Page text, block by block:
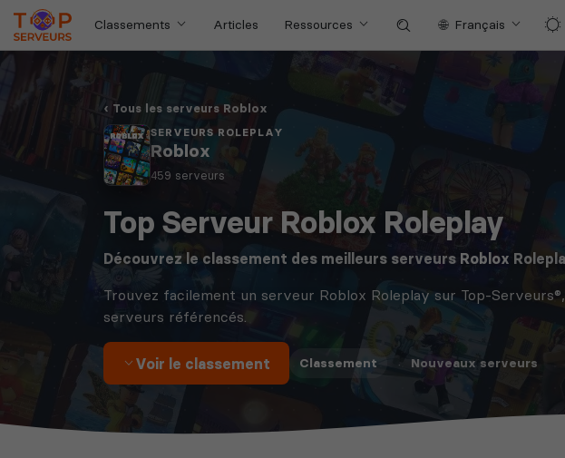
Classements Articles Ressources Français
Tous les serveurs Roblox
SERVEURS ROLEPLAY
Roblox
459 serveurs
Top Serveur Roblox Roleplay
Découvrez le classement des meilleurs serveurs Roblox
Trouvez facilement un serveur Roblox Roleplay sur Top-
serveurs référencés.
Voir le classement Classement · Nouveaux serveurs